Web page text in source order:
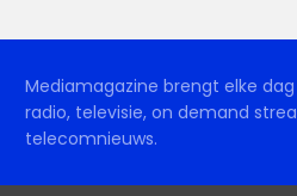
Mediamagazine brengt elke
radio, televisie, on demand
telecomnieuws.